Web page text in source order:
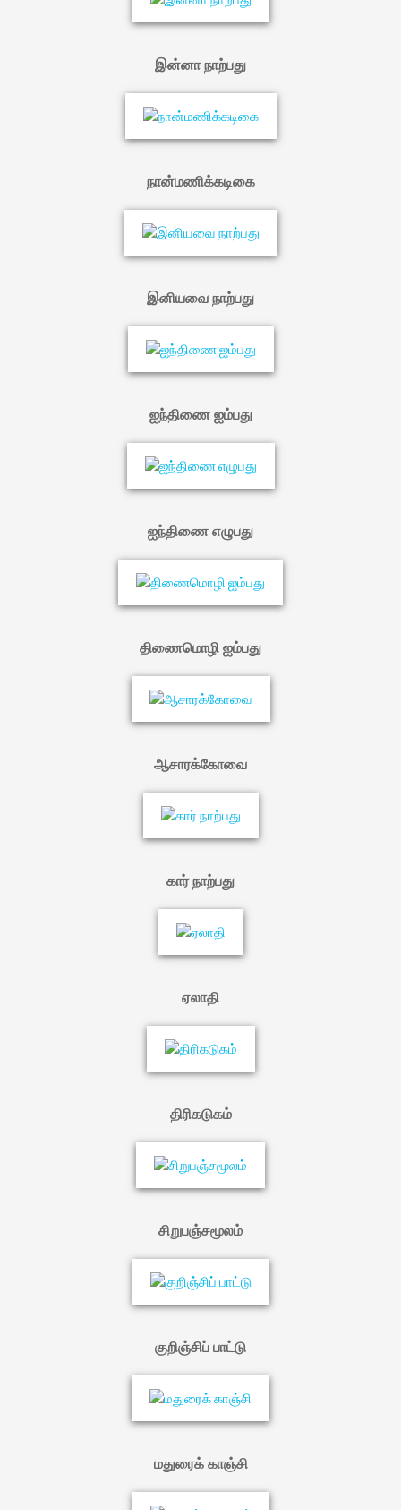
இன்னா நாற்பது
நான்மணிக்கடிகை
இனியவை நாற்பது
ஐந்திணை ஐம்பது
ஐந்திணை எழுபது
திணைமொழி ஐம்பது
ஆசாரக்கோவை
கார் நாற்பது
ஏலாதி
திரிகடுகம்
சிறுபஞ்சமூலம்
குறிஞ்சிப் பாட்டு
மதுரைக் காஞ்சி